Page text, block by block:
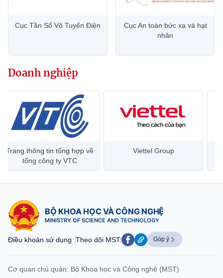
Vietnamese
BỘ KHOA HỌC VÀ CÔNG NGHỆ
Điều khoản sử dụng Theo dõi MST:
Chịu trách nhiệm nội dung: Nguyễn Thị Hải Hằng
Giám đốc Trung tâm Truyền thông Khoa học và Công nghệ.
Liên hệ
Địa chỉ: Ban Biên tập Cổng TTĐT - 18 Nguyễn Du, TP. Hà Nội
©2026 Bản quyền thuộc Bộ Khoa Học và Công Nghệ
Cục Tần Số Vô Tuyến Điện
Cục An toàn bức xạ và hạt
nhân
Doanh nghiệp
Trang thông tin tổng hợp về
tổng công ty VTC
Viettel Group
BỘ KHOA HỌC VÀ CÔNG NGHỆ
MINISTRY OF SCIENCE AND TECHNOLOGY
Điều khoản sử dụng Theo dõi MST: Góp ý
Cơ quan chủ quản: Bộ Khoa học và Công nghệ (MST)